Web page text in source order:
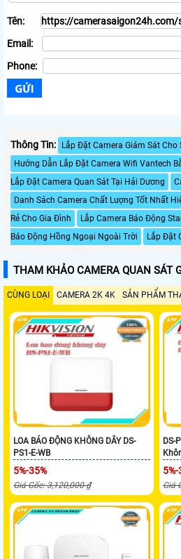
Tên:
Email:
Phone:
Thông Tin:
Lắp Đặt Camera Giám Sát Cho
Hướng Dẫn Lắp Đặt Camera Wifi Vantech
Lắp Đặt Camera Quan Sát Tại Hải Dương
Danh Sách Camera Chất Lượng Tốt Nhất
Rẻ Cho Gia Đình
Lắp Camera Báo Động
Báo Động Hồng Ngoại Ngoài Trời
Lắp Đặt
THAM KHẢO CAMERA QUAN SÁT
CÙNG LOẠI CAMERA 2K 4K SẢN PHẨM
LOA BÁO ĐỘNG KHÔNG DÂY DS-
PS1-E-WB
5%-35%
Giá Gốc: 3,120,000 ₫
DS-
Giá